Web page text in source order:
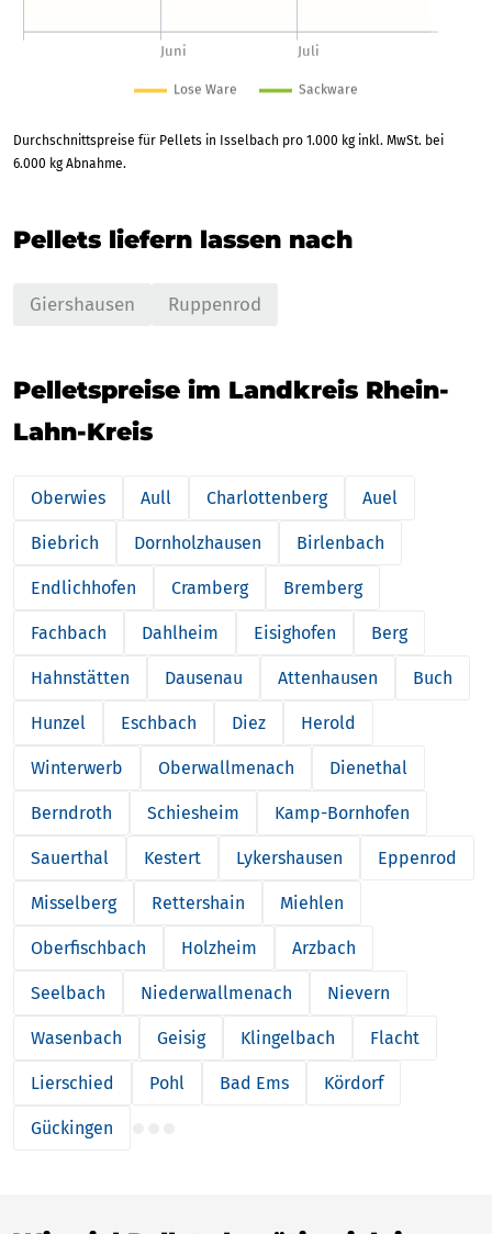
Durchschnittspreise für Pellets in Isselbach pro 1.000 kg inkl. MwSt. bei
6.000 kg Abnahme.
Pellets liefern lassen nach
Giershausen Ruppenrod
Pelletspreise im Landkreis Rhein-
Lahn-Kreis
Oberwies Aull Charlottenberg Auel
Biebrich Dornholzhausen Birlenbach
Endlichhofen Cramberg Bremberg
Fachbach Dahlheim Eisighofen Berg
Hahnstätten Dausenau Attenhausen Buch
Hunzel Eschbach Diez Herold
Winterwerb Oberwallmenach Dienethal
Berndroth Schiesheim Kamp-Bornhofen
Sauerthal Kestert Lykershausen Eppenrod
Misselberg Rettershain Miehlen
Oberfischbach Holzheim Arzbach
Seelbach Niederwallmenach Nievern
Wasenbach Geisig Klingelbach Flacht
Lierschied Pohl Bad Ems Kördorf
Gückingen